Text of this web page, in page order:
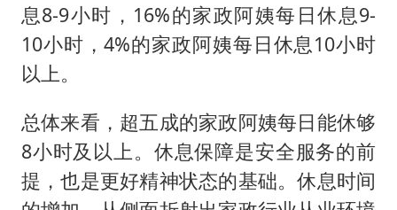
息8-9小时，16%的家政阿姨每日休息9-
10小时，4%的家政阿姨每日休息10小时
以上。
总体来看，超五成的家政阿姨每日能休够
8小时及以上。休息保障是安全服务的前
提，也是更好精神状态的基础。休息时间